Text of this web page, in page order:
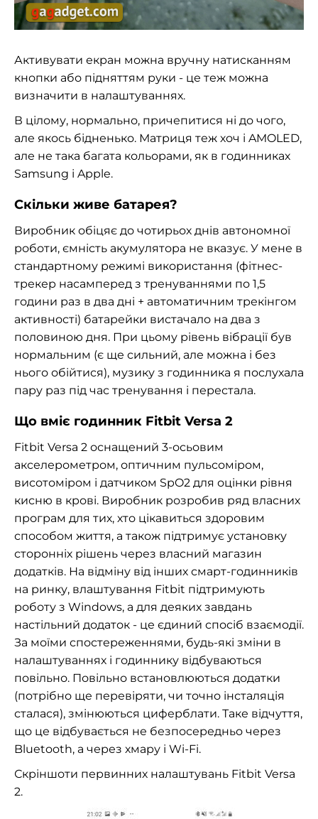
Активувати екран можна вручну натисканням
кнопки або підняттям руки - це теж можна
визначити в налаштуваннях.
В цілому, нормально, причепитися ні до чого,
але якось бідненько. Матриця теж хоч і AMOLED,
але не така багата кольорами, як в годинниках
Samsung і Apple.
Скільки живе батарея?
Виробник обіцяє до чотирьох днів автономної
роботи, ємність акумулятора не вказує. У мене в
стандартному режимі використання (фітнес-
трекер насамперед з тренуваннями по 1,5
години раз в два дні + автоматичним трекінгом
активності) батарейки вистачало на два з
половиною дня. При цьому рівень вібрації був
нормальним (є ще сильний, але можна і без
нього обійтися), музику з годинника я послухала
пару раз під час тренування і перестала.
Що вміє годинник Fitbit Versa 2
Fitbit Versa 2 оснащений 3-осьовим
акселерометром, оптичним пульсоміром,
висотоміром і датчиком SpO2 для оцінки рівня
кисню в крові. Виробник розробив ряд власних
програм для тих, хто цікавиться здоровим
способом життя, а також підтримує установку
сторонніх рішень через власний магазин
додатків. На відміну від інших смарт-годинників
на ринку, влаштування Fitbit підтримують
роботу з Windows, а для деяких завдань
настільний додаток - це єдиний спосіб взаємодії.
За моїми спостереженнями, будь-які зміни в
налаштуваннях і годиннику відбуваються
повільно. Повільно встановлюються додатки
(потрібно ще перевіряти, чи точно інсталяція
сталася), змінюються циферблати. Таке відчуття,
що це відбувається не безпосередньо через
Bluetooth, а через хмару і Wi-Fi.
Скріншоти первинних налаштувань Fitbit Versa
2.